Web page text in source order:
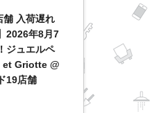
舗 入荷遅れ
2026年8月7
ジュエルペ
et Griotte @
19店舗